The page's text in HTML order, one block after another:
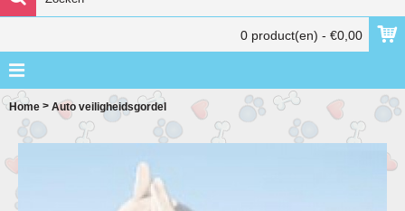
0 product(en) - €0,00
Home > Auto veiligheidsgordel